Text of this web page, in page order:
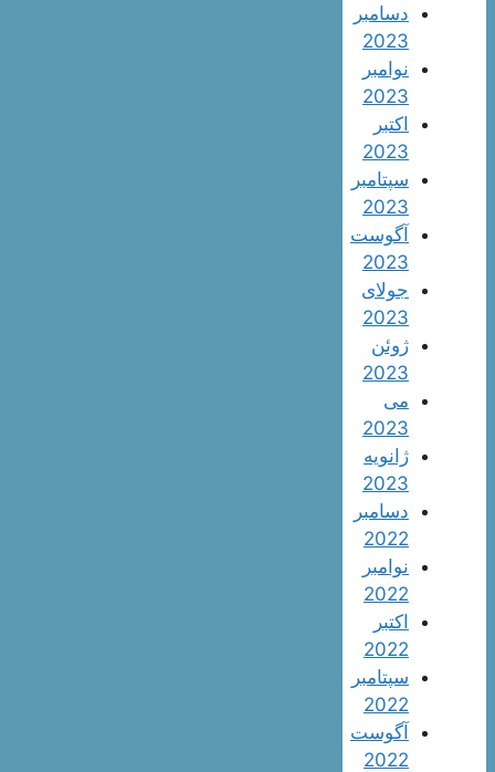
دسامبر
2023
نوامبر
2023
اکتبر
2023
سپتامبر
2023
آگوست
2023
جولای
2023
ژوئن
2023
می
2023
ژانویه
2023
دسامبر
2022
نوامبر
2022
اکتبر
2022
سپتامبر
2022
آگوست
2022